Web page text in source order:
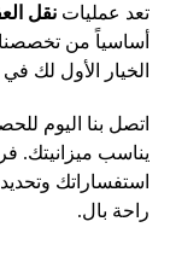
تعد عملياتنقل
أساسياً من
الخيار الأول لك
اتصل بنا اليوم
يناسب ميزانيتك.
استفساراتك
راحة بال.